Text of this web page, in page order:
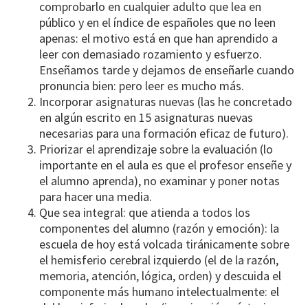
comprobarlo en cualquier adulto que lea en
público y en el índice de españoles que no leen
apenas: el motivo está en que han aprendido a
leer con demasiado rozamiento y esfuerzo.
Enseñamos tarde y dejamos de enseñarle cuando
pronuncia bien: pero leer es mucho más.
Incorporar asignaturas nuevas (las he concretado
en algún escrito en 15 asignaturas nuevas
necesarias para una formación eficaz de futuro).
Priorizar el aprendizaje sobre la evaluación (lo
importante en el aula es que el profesor enseñe y
el alumno aprenda), no examinar y poner notas
para hacer una media.
Que sea integral: que atienda a todos los
componentes del alumno (razón y emoción): la
escuela de hoy está volcada tiránicamente sobre
el hemisferio cerebral izquierdo (el de la razón,
memoria, atención, lógica, orden) y descuida el
componente más humano intelectualmente: el